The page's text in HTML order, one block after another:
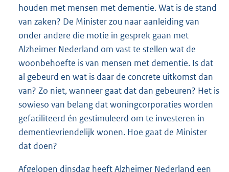
houden met mensen met dementie. Wat is de stand
van zaken? De Minister zou naar aanleiding van
onder andere die motie in gesprek gaan met
Alzheimer Nederland om vast te stellen wat de
woonbehoefte is van mensen met dementie. Is dat
al gebeurd en wat is daar de concrete uitkomst dan
van? Zo niet, wanneer gaat dat dan gebeuren? Het is
sowieso van belang dat woningcorporaties worden
gefaciliteerd én gestimuleerd om te investeren in
dementievriendelijk wonen. Hoe gaat de Minister
dat doen?
Afgelopen dinsdag heeft Alzheimer Nederland een